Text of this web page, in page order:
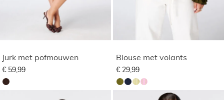
Jurk met pofmouwen
€ 59,99
Blouse met volants
€ 29,99